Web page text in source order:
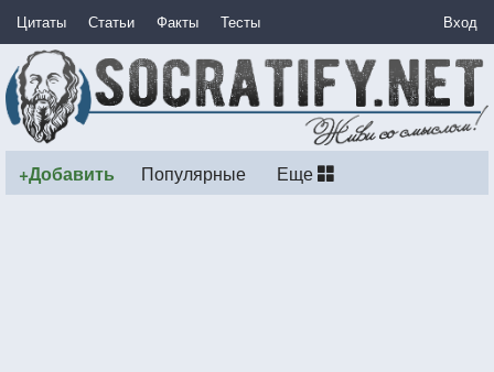
Цитаты Статьи Факты Тесты Вход
+Добавить Популярные Еще